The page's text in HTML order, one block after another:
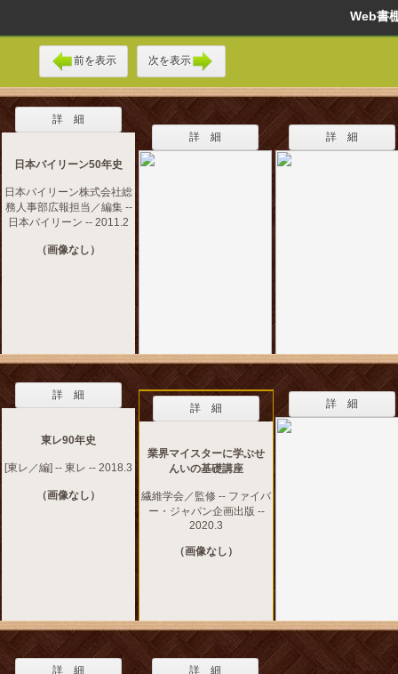
Web
前を表示 次を表示
詳 細
日本バイリーン50年史
日本バイリーン株式会社総
務人事部広報担当／編集 --
日本バイリーン -- 2011.2
（画像なし）
詳 細 詳 細
詳 細
東レ90年史
[東レ／編] -- 東レ -- 2018.3
（画像なし）
詳 細
業界マイスターに学ぶせ
んいの基礎講座
繊維学会／監修 -- ファイバ
ー・ジャパン企画出版 --
2020.3
（画像なし）
詳 細
詳 細 詳 細